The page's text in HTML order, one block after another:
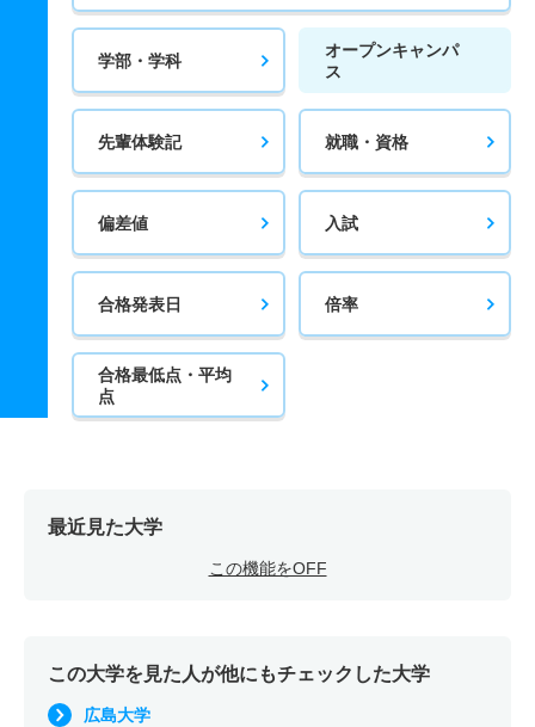
学部・学科
オープンキャンパ
ス
先輩体験記 就職・資格
偏差値 入試
合格発表日 倍率
合格最低点・平均
点
最近見た大学
この機能をOFF
この大学を見た人が他にもチェックした大学
広島大学